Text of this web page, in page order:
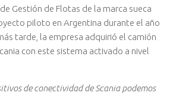
Gestión de Flotas de la marca sueca
piloto en Argentina durante el año
tarde, la empresa adquirió el camión
con este sistema activado a nivel
de conectividad de Scania podemos